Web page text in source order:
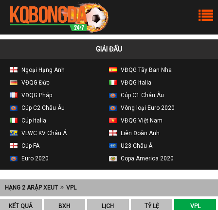
GIẢI ĐẤU
Ngoại Hạng Anh
VĐQG Tây Ban Nha
VĐQG Đức
VĐQG Italia
VĐQG Pháp
Cúp C1 Châu Âu
Cúp C2 Châu Âu
Vòng loại Euro 2020
Cúp Italia
VĐQG Việt Nam
VLWC KV Châu Á
Liên Đoàn Anh
Cúp FA
U23 Châu Á
Euro 2020
Copa America 2020
HẠNG 2 ARẬP XEUT VPL
KẾT QUẢ BXH LỊCH TỶ LỆ VPL